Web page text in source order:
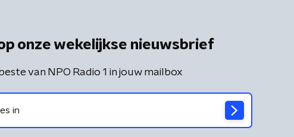
onze wekelijkse nieuwsbrief
van NPO Radio 1 in jouw mailbox